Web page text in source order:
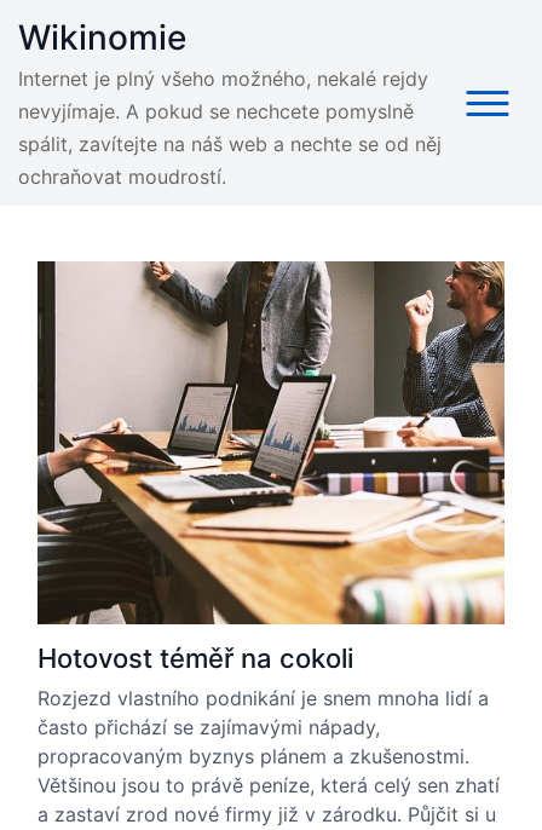
content
Wikinomie
Internet je plný všeho možného, nekalé rejdy
nevyjímaje. A pokud se nechcete pomyslně
spálit, zavítejte na náš web a nechte se od něj
ochraňovat moudrostí.
Hotovost téměř na cokoli
Rozjezd vlastního podnikání je snem mnoha lidí a
často přichází se zajímavými nápady,
propracovaným byznys plánem a zkušenostmi.
Většinou jsou to právě peníze, která celý sen zhatí
a zastaví zrod nové firmy již v zárodku. Půjčit si u